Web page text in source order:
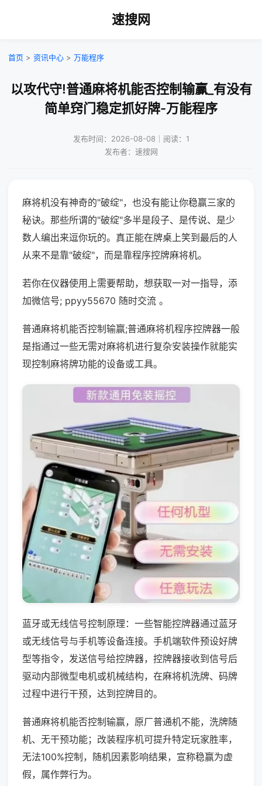
速搜网
首页 > 资讯中心 > 万能程序
以攻代守!普通麻将机能否控制输赢_有没有
简单窍门稳定抓好牌-万能程序
发布时间：2026-08-08｜阅读：1
发布者：速搜网
麻将机没有神奇的"破绽"，也没有能让你稳赢三家的
秘诀。那些所谓的"破绽"多半是段子、是传说、是少
数人编出来逗你玩的。真正能在牌桌上笑到最后的人
从来不是靠"破绽"，而是靠程序控牌麻将机。
若你在仪器使用上需要帮助，想获取一对一指导，添
加微信号; ppyy55670 随时交流 。
普通麻将机能否控制输赢;普通麻将机程序控牌器一般
是指通过一些无需对麻将机进行复杂安装操作就能实
现控制麻将牌功能的设备或工具。
蓝牙或无线信号控制原理：一些智能控牌器通过蓝牙
或无线信号与手机等设备连接。手机端软件预设好牌
型等指令，发送信号给控牌器，控牌器接收到信号后
驱动内部微型电机或机械结构，在麻将机洗牌、码牌
过程中进行干预，达到控牌目的。
普通麻将机能否控制输赢，原厂普通机不能，洗牌随
机、无干预功能；改装程序机可提升特定玩家胜率，
无法100%控制，随机因素影响结果，宣称稳赢为虚
假，属作弊行为。